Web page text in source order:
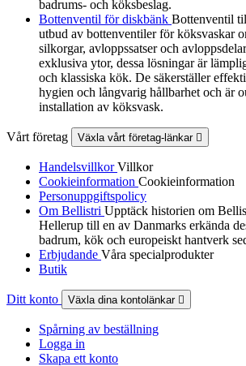
badrums- och köksbeslag.
Bottenventil för diskbänk Bottenventil
utbud av bottenventiler för köksvaskar
silkorgar, avloppssatser och
exklusiva ytor, dessa lösningar är
och klassiska kök. De säkerställer
hygien och långvarig hållbarhet och är
installation av köksvask.
Vårt företag Växla vårt företag-länkar 
HandelsvillkorVillkor
Cookieinformation Cookieinformation
Personuppgiftspolicy
Om Bellistri Upptäck historien om
Hellerup till en av Danmarks erkända
badrum, kök och europeiskt hantverk
Erbjudande Våra specialprodukter
Butik
Ditt konto Växla dina kontolänkar 
Spårning av beställning
Logga in
Skapa ett konto